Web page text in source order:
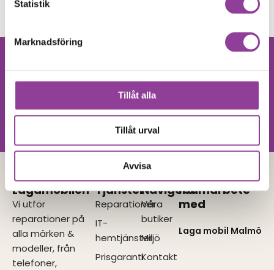
Statistik
Marknadsföring
Tillåt alla
Tillåt urval
Avvisa
din produkt?
Vi utför alla olika reparationer.
Lagamobilen
Vi utför
reparationer på
alla märken &
modeller, från
telefoner,
Tjänster
Reparationer
IT-
hemtjänster
Prisgaranti
Navigera
Våra
butiker
Miljö
Kontakt
I samarbete
med
Laga mobil Malmö